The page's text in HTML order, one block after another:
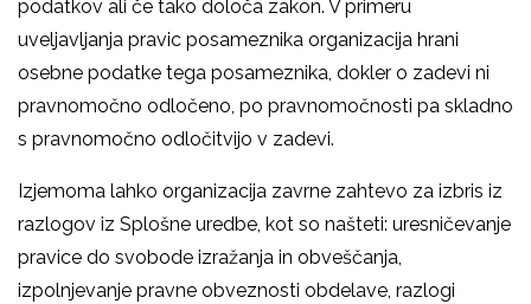
podatkov ali če tako določa zakon. V primeru
uveljavljanja pravic posameznika organizacija hrani
osebne podatke tega posameznika, dokler o zadevi ni
pravnomočno odločeno, po pravnomočnosti pa skladno
s pravnomočno odločitvijo v zadevi.
Izjemoma lahko organizacija zavrne zahtevo za izbris iz
razlogov iz Splošne uredbe, kot so našteti: uresničevanje
pravice do svobode izražanja in obveščanja,
izpolnjevanje pravne obveznosti obdelave, razlogi